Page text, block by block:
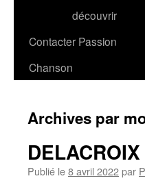
découvrir
Contacter Passion
Chanson
Archives par
Publié le8 avril 2022par